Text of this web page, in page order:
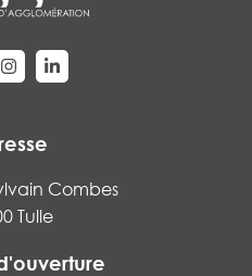
le compte Facebook
Lien vers le compte Instagram
Lien vers le compte
Combes
Tulle